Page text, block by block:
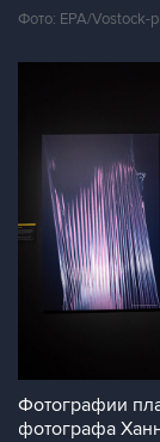
Фото: EPA/Vostock-
Фотографии
фотографа